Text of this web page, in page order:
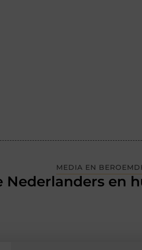
MEDIA EN
Nederlanders en